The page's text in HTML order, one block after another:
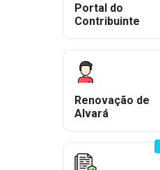
Portal do
Contribuinte
Renovação de
Alvará